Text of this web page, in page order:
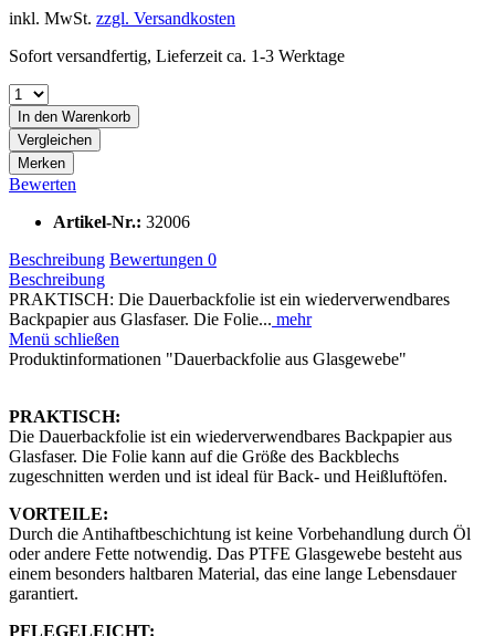
inkl. MwSt. zzgl. Versandkosten
Sofort versandfertig, Lieferzeit ca. 1-3 Werktage
In den Warenkorb
Vergleichen
Merken
Bewerten
Artikel-Nr.: 32006
Beschreibung Bewertungen 0
Beschreibung
PRAKTISCH: Die Dauerbackfolie ist ein wiederverwendbares
Backpapier aus Glasfaser. Die Folie... mehr
Menü schließen
Produktinformationen "Dauerbackfolie aus Glasgewebe"
PRAKTISCH:
Die Dauerbackfolie ist ein wiederverwendbares Backpapier aus
Glasfaser. Die Folie kann auf die Größe des Backblechs
zugeschnitten werden und ist ideal für Back- und Heißluftöfen.
VORTEILE:
Durch die Antihaftbeschichtung ist keine Vorbehandlung durch Öl
oder andere Fette notwendig. Das PTFE Glasgewebe besteht aus
einem besonders haltbaren Material, das eine lange Lebensdauer
garantiert.
PFLEGELEICHT: